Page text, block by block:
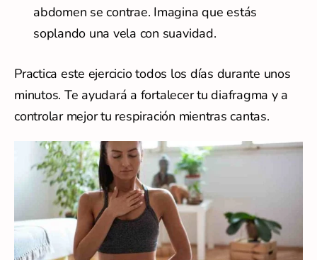
abdomen se contrae. Imagina que estás
soplando una vela con suavidad.
Practica este ejercicio todos los días durante unos
minutos. Te ayudará a fortalecer tu diafragma y a
controlar mejor tu respiración mientras cantas.